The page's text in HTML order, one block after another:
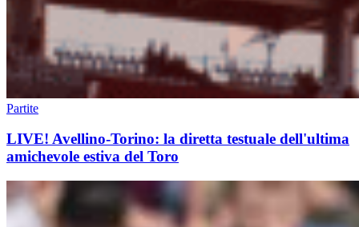
Partite
LIVE! Avellino-Torino: la diretta testuale dell'ultima
amichevole estiva del Toro